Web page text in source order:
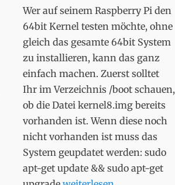
Wer auf seinem Raspberry Pi den
64bit Kernel testen möchte, ohne
gleich das gesamte 64bit System
zu installieren, kann das ganz
einfach machen. Zuerst solltet
Ihr im Verzeichnis /boot schauen,
ob die Datei kernel8.img bereits
vorhanden ist. Wenn diese noch
nicht vorhanden ist muss das
System geupdatet werden: sudo
apt-get update && sudo apt-get